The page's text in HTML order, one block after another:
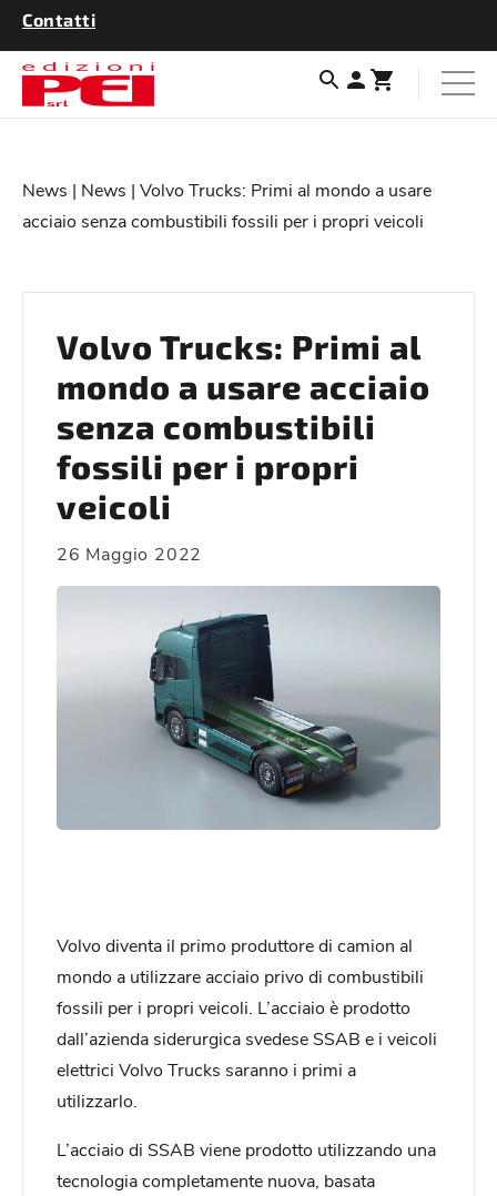
Contatti
News | News | Volvo Trucks: Primi al mondo a usare
acciaio senza combustibili fossili per i propri veicoli
Volvo Trucks: Primi al
mondo a usare acciaio
senza combustibili
fossili per i propri
veicoli
26 Maggio 2022
Volvo diventa il primo produttore di camion al
mondo a utilizzare acciaio privo di combustibili
fossili per i propri veicoli. L’acciaio è prodotto
dall’azienda siderurgica svedese SSAB e i veicoli
elettrici Volvo Trucks saranno i primi a
utilizzarlo.
L’acciaio di SSAB viene prodotto utilizzando una
tecnologia completamente nuova, basata